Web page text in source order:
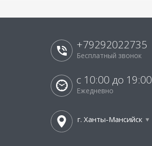
+79292022735
Бесплатный звонок
с 10:00 до 19:00
Ежедневно
г. Ханты-Мансийск